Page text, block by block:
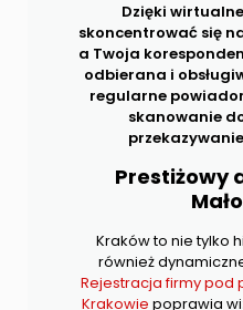
Dzięki
skoncentrować się
a Twoja
odbierana i
regularne
skanowanie
Prestiżowy
Kraków to nie tylko
również
Rejestracja firmy pod
Krakowie poprawia